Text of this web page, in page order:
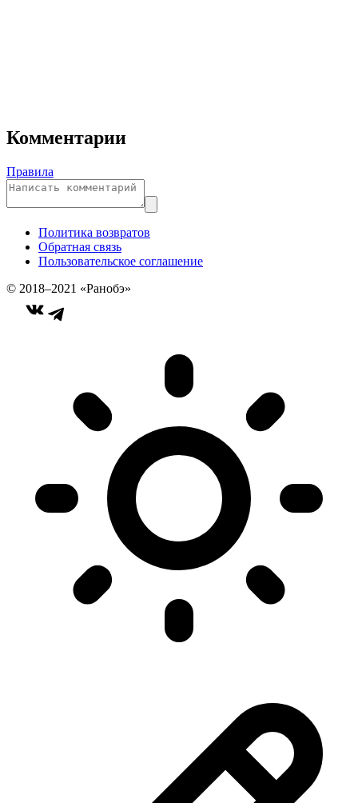
Комментарии
Правила
Политика возвратов
Обратная связь
Пользовательское соглашение
© 2018–2021 «Ранобэ»